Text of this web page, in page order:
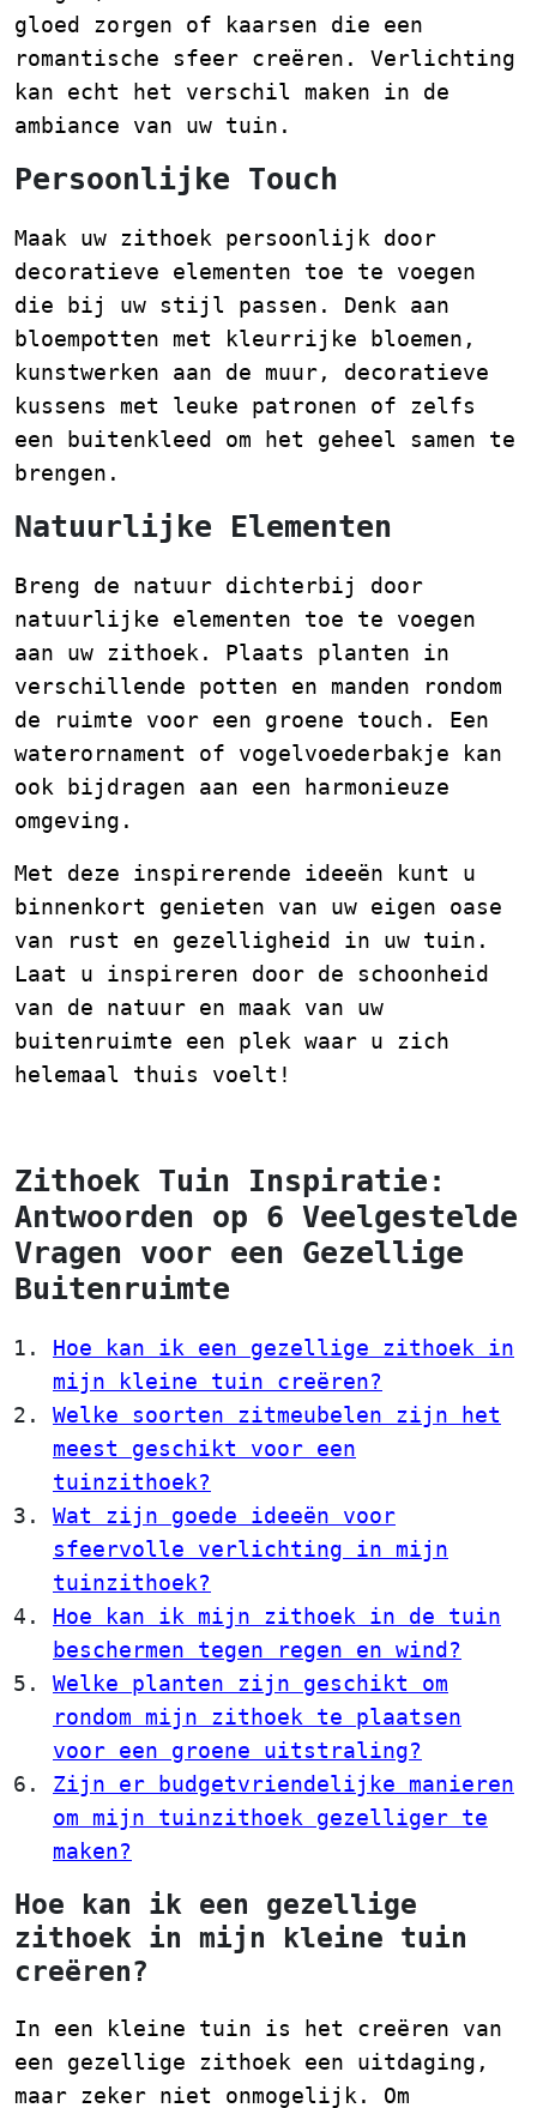
gloed zorgen of kaarsen die een
romantische sfeer creëren. Verlichting
kan echt het verschil maken in de
ambiance van uw tuin.
Persoonlijke Touch
Maak uw zithoek persoonlijk door
decoratieve elementen toe te voegen
die bij uw stijl passen. Denk aan
bloempotten met kleurrijke bloemen,
kunstwerken aan de muur, decoratieve
kussens met leuke patronen of zelfs
een buitenkleed om het geheel samen te
brengen.
Natuurlijke Elementen
Breng de natuur dichterbij door
natuurlijke elementen toe te voegen
aan uw zithoek. Plaats planten in
verschillende potten en manden rondom
de ruimte voor een groene touch. Een
waterornament of vogelvoederbakje kan
ook bijdragen aan een harmonieuze
omgeving.
Met deze inspirerende ideeën kunt u
binnenkort genieten van uw eigen oase
van rust en gezelligheid in uw tuin.
Laat u inspireren door de schoonheid
van de natuur en maak van uw
buitenruimte een plek waar u zich
helemaal thuis voelt!
Zithoek Tuin Inspiratie:
Antwoorden op 6 Veelgestelde
Vragen voor een Gezellige
Buitenruimte
Hoe kan ik een gezellige zithoek in
mijn kleine tuin creëren?
Welke soorten zitmeubelen zijn het
meest geschikt voor een
tuinzithoek?
Wat zijn goede ideeën voor
sfeervolle verlichting in mijn
tuinzithoek?
Hoe kan ik mijn zithoek in de tuin
beschermen tegen regen en wind?
Welke planten zijn geschikt om
rondom mijn zithoek te plaatsen
voor een groene uitstraling?
Zijn er budgetvriendelijke manieren
om mijn tuinzithoek gezelliger te
maken?
Hoe kan ik een gezellige
zithoek in mijn kleine tuin
creëren?
In een kleine tuin is het creëren van
een gezellige zithoek een uitdaging,
maar zeker niet onmogelijk. Om